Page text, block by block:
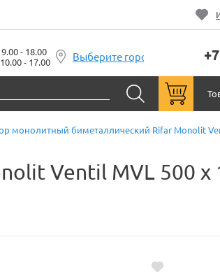
- 18.00
- 17.00 Выберите город
монолитный биметаллический Rifar Monolit
Ventil MVL 500 x